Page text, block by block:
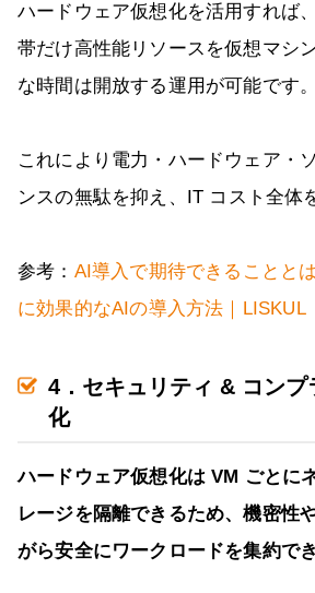
ハードウェア仮想化を活用すれば
帯だけ高性能リソースを仮想マシ
な時間は開放する運用が可能です。
これにより電力・ハードウェア・
ンスの無駄を抑え、IT コスト全体
参考： AI導入で期待できることと
に効果的なAIの導入方法｜LISKUL
4．セキュリティ & コンプ
化
ハードウェア仮想化は VM ごとに
レージを隔離できるため、機密性
がら安全にワークロードを集約でき